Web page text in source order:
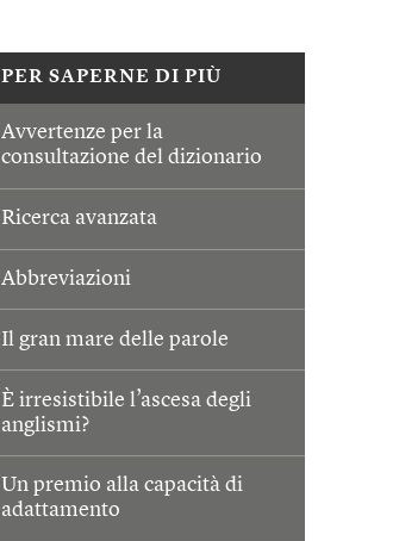
PER SAPERNE DI PIÙ
Avvertenze per la
consultazione del dizionario
Ricerca avanzata
Abbreviazioni
Il gran mare delle parole
È irresistibile l’ascesa degli
anglismi?
Un premio alla capacità di
adattamento